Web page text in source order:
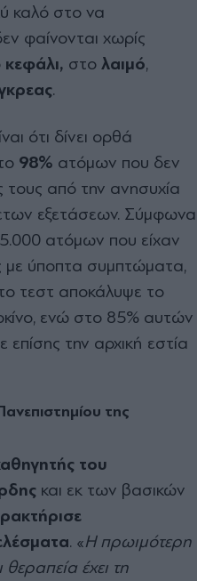
καλό στο να
φαίνονται χωρίς
κεφάλι, στο λαιμό,
.
ότι δίνει ορθά
98% ατόμων που δεν
τους από την ανησυχία
εξετάσεων. Σύμφωνα
ατόμων που είχαν
με ύποπτα συμπτώματα,
τεστ αποκάλυψε το
ενώ στο 85% αυτών
την αρχική εστία
της
του
και εκ των βασικών
. «Η πρωιμότερη
έχει τη